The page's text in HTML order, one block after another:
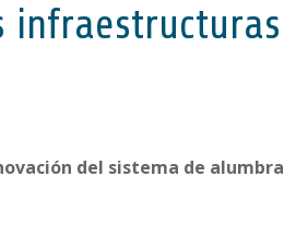
del sistema de